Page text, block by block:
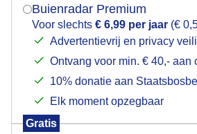
Buienradar Premium
Voor slechts € 6,99 per jaar (€
Advertentievrij en privacy
Ontvang voor min. € 40,- aan
10% donatie aan
Elk moment opzegbaar
Gratis
Zonnig en helder genoeg IV
Indien je hier nog geen akkoord
verschijnt er zo een pop-up uit
Is goed, toon de